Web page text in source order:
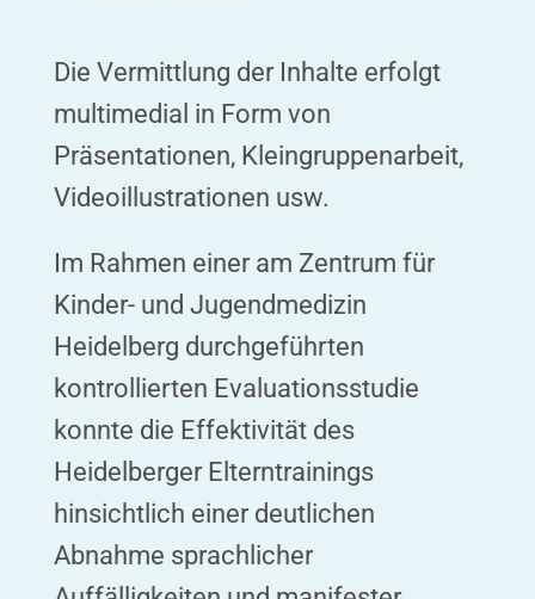
Die Vermittlung der Inhalte erfolgt
multimedial in Form von
Präsentationen, Kleingruppenarbeit,
Videoillustrationen usw.
Im Rahmen einer am Zentrum für
Kinder- und Jugendmedizin
Heidelberg durchgeführten
kontrollierten Evaluationsstudie
konnte die Effektivität des
Heidelberger Elterntrainings
hinsichtlich einer deutlichen
Abnahme sprachlicher